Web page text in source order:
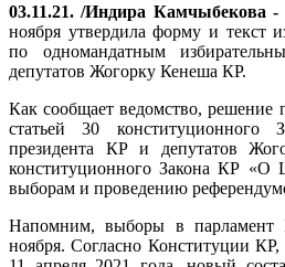
03.11.21. /Индира Камчыбекова -
ноября утвердила форму и текст
по одномандатным
депутатов Жогорку Кенеша КР.
Как сообщает ведомство, решение
статьей 30
президента КР и депутатов
конституционного Закона КР «О
выборам и проведению
Напомним, выборы в парламент
ноября. Согласно Конституции